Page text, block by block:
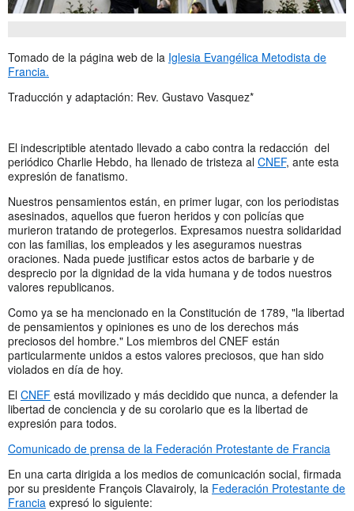
Tomado de la página web de la Iglesia Evangélica Metodista de
Francia.
Traducción y adaptación: Rev. Gustavo Vasquez*
El indescriptible atentado llevado a cabo contra la redacción del
periódico Charlie Hebdo, ha llenado de tristeza al CNEF, ante esta
expresión de fanatismo.
Nuestros pensamientos están, en primer lugar, con los periodistas
asesinados, aquellos que fueron heridos y con policías que
murieron tratando de protegerlos. Expresamos nuestra solidaridad
con las familias, los empleados y les aseguramos nuestras
oraciones. Nada puede justificar estos actos de barbarie y de
desprecio por la dignidad de la vida humana y de todos nuestros
valores republicanos.
Como ya se ha mencionado en la Constitución de 1789, "la libertad
de pensamientos y opiniones es uno de los derechos más
preciosos del hombre." Los miembros del CNEF están
particularmente unidos a estos valores preciosos, que han sido
violados en día de hoy.
El CNEF está movilizado y más decidido que nunca, a defender la
libertad de conciencia y de su corolario que es la libertad de
expresión para todos.
Comunicado de prensa de la Federación Protestante de Francia
En una carta dirigida a los medios de comunicación social, firmada
por su presidente François Clavairoly, la Federación Protestante de
Francia expresó lo siguiente: